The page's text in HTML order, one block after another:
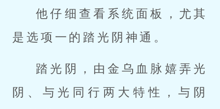
他仔细查看系统面板，尤其
是选项一的踏光阴神通。
踏光阴，由金乌血脉嬉弄光
阴、与光同行两大特性，与阴